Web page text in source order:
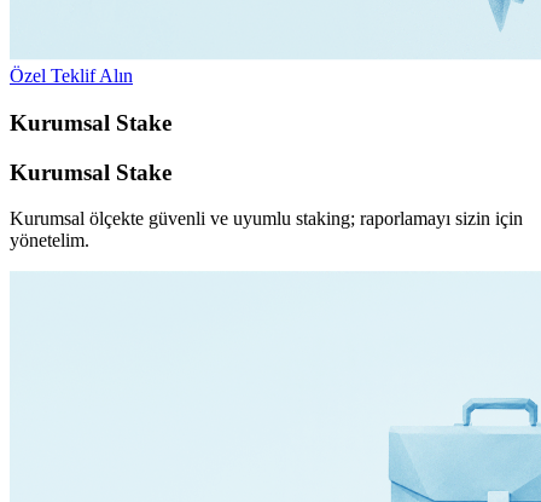
Özel Teklif Alın
Kurumsal Stake
Kurumsal Stake
Kurumsal ölçekte güvenli ve uyumlu staking; raporlamayı sizin için
yönetelim.